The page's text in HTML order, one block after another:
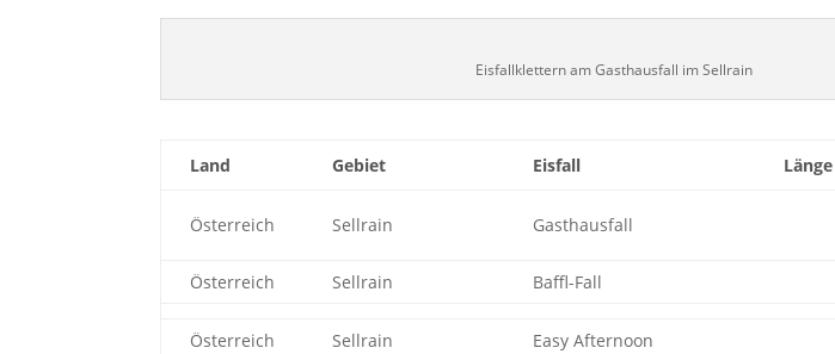
Eisfallklettern am Gasthausfall im Sellrain
Land Gebiet Eisfall Länge
Österreich Sellrain Gasthausfall
Österreich Sellrain Baffl-Fall
Österreich Sellrain Easy Afternoon